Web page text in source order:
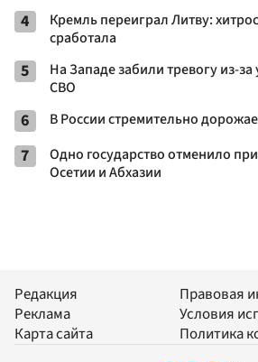
4
Кремль переиграл Литву:
сработала
5
На Западе забили тревогу из-
СВО
6 В России стремительно
7
Одно государство отменило
Осетии и Абхазии
Редакция
Реклама
Карта сайта
Правовая
Условия
Политика